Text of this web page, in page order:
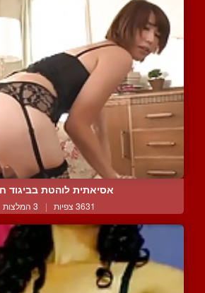
אסיאתית לוהטת בביגוד
3631 צפיות | 3 המלצות